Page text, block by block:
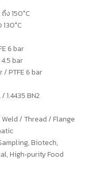
ง 150°C
6 bar
bar
/ PTFE 6 bar
1.4435 BN2
Weld / Thread / Flange
Biotech,
High‑purity Food